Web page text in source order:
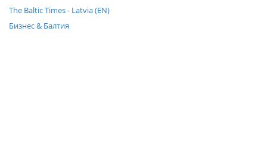
The Baltic Times - Latvia (EN)
Бизнес & Балтия